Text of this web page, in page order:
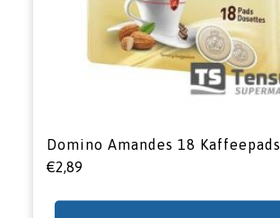
Domino Amandes 18 Kaffeepads
€2,89